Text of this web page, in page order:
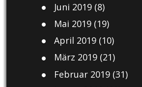
Juni 2019(8)
Mai 2019(19)
April 2019(10)
März 2019(21)
Februar 2019(31)